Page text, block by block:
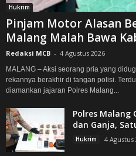
Hukrim
Pinjam Motor Alasan
Malang Malah Bawa
Redaksi MCB - 4 Agustus 2026
MALANG – Aksi seorang pria yang
rekannya berakhir di tangan polisi.
diamankan jajaran Polres Malang...
Polres Malang
dan Ganja,
Hukrim 4 Agustus